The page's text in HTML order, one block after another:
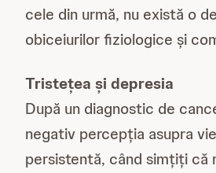
cele din urmă, nu există o
obiceiurilor fiziologice și
Tristețea și depresia
După un diagnostic de
negativ percepția asupra
persistentă, când simțiți că